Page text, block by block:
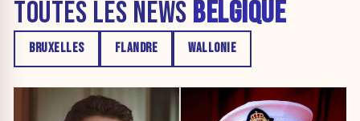
TOUTES LES NEWS BELGIQUE
BRUXELLES FLANDRE WALLONIE